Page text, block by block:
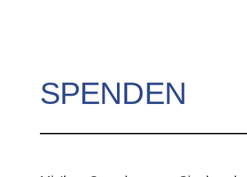
SPENDEN